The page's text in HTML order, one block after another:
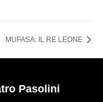
MUFASA: IL RE LEONE
Pasolini